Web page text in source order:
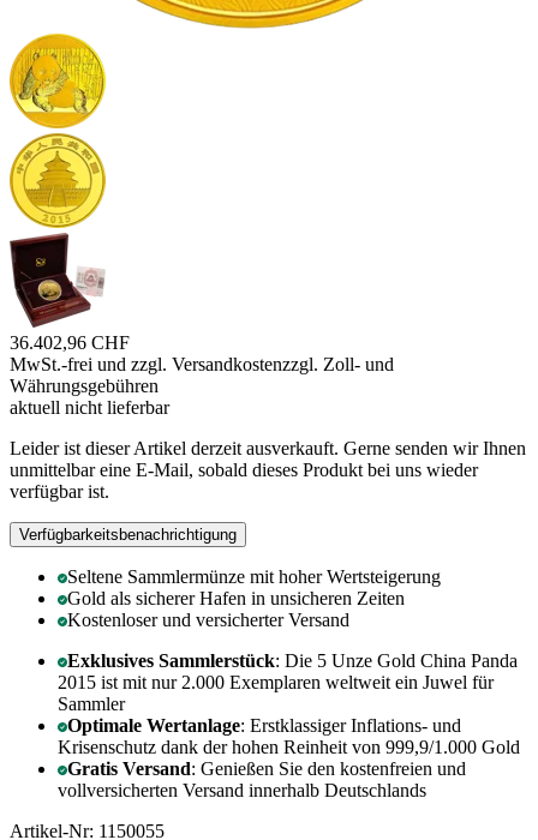
36.402,96 CHF
MwSt.-frei und zzgl. Versandkostenzzgl. Zoll- und
Währungsgebühren
aktuell nicht lieferbar
Leider ist dieser Artikel derzeit ausverkauft. Gerne senden wir Ihnen
unmittelbar eine E-Mail, sobald dieses Produkt bei uns wieder
verfügbar ist.
Verfügbarkeitsbenachrichtigung
Seltene Sammlermünze mit hoher Wertsteigerung
Gold als sicherer Hafen in unsicheren Zeiten
Kostenloser und versicherter Versand
Exklusives Sammlerstück: Die 5 Unze Gold China Panda
2015 ist mit nur 2.000 Exemplaren weltweit ein Juwel für
Sammler
Optimale Wertanlage: Erstklassiger Inflations- und
Krisenschutz dank der hohen Reinheit von 999,9/1.000 Gold
Gratis Versand: Genießen Sie den kostenfreien und
vollversicherten Versand innerhalb Deutschlands
Artikel-Nr: 1150055